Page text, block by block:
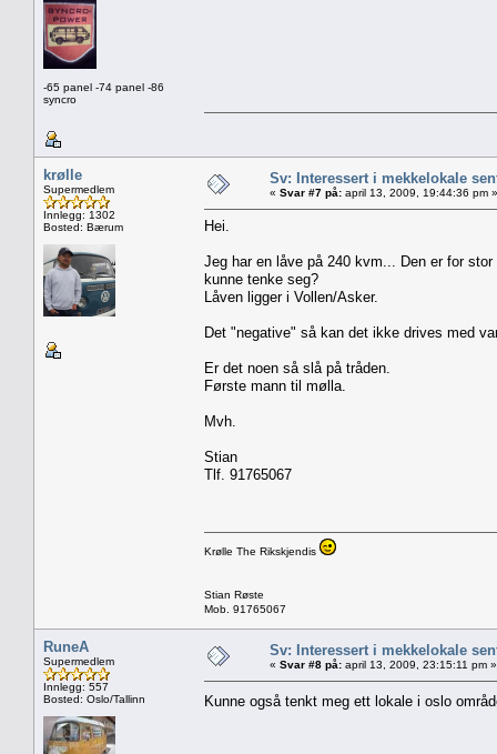
-65 panel -74 panel -86
syncro
krølle
Supermedlem
Innlegg: 1302
Bosted: Bærum
Sv: Interessert i mekkelokale
« Svar #7 på: april 13, 2009, 19:44:36 pm »
Hei.
Jeg har en låve på 240 kvm... Den er for
kunne tenke seg?
Låven ligger i Vollen/Asker.
Det "negative" så kan det ikke drives med
Er det noen så slå på tråden.
Første mann til mølla.
Mvh.
Stian
Tlf. 91765067
Krølle The Rikskjendis
Stian Røste
Mob. 91765067
RuneA
Supermedlem
Innlegg: 557
Bosted: Oslo/Tallinn
Sv: Interessert i mekkelokale
« Svar #8 på: april 13, 2009, 23:15:11 pm »
Kunne også tenkt meg ett lokale i oslo